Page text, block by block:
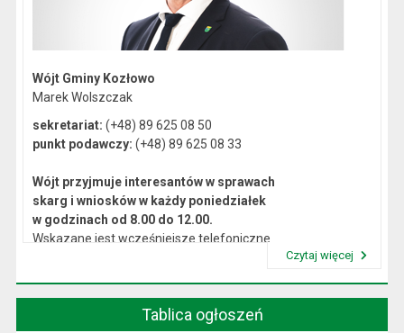
Wójt Gminy Kozłowo
Marek Wolszczak
sekretariat: (+48) 89 625 08 50
punkt podawczy: (+48) 89 625 08 33
Wójt przyjmuje interesantów w sprawach
skarg i wniosków w każdy poniedziałek
w godzinach od 8.00 do 12.00.
Wskazane jest wcześniejsze telefoniczne
Czytaj więcej
Tablica ogłoszeń